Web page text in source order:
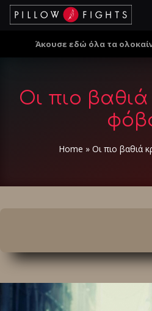
Άκουσε εδώ όλα τα
Οι πιο
Home » Οι πιο βαθιά